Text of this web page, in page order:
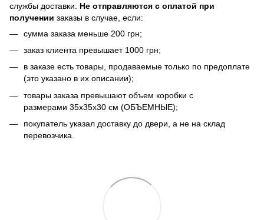
службы доставки. Не отправляются с оплатой при
получении заказы в случае, если:
сумма заказа меньше 200 грн;
заказ клиента превышает 1000 грн;
в заказе есть товары, продаваемые только по предоплате
(это указано в их описании);
товары заказа превышают объем коробки с
размерами 35х35х30 см (ОБЪЕМНЫЕ);
покупатель указал доставку до двери, а не на склад
перевозчика.